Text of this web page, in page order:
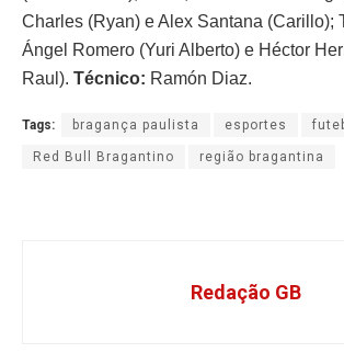
Charles (Ryan) e Alex Santana (Carillo);
Ángel Romero (Yuri Alberto) e Héctor
Raul). Técnico: Ramón Diaz.
Tags: bragança paulista esportes
Red Bull Bragantino região bragantina
Redação GB